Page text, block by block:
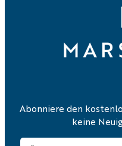
Abonniere den
keine